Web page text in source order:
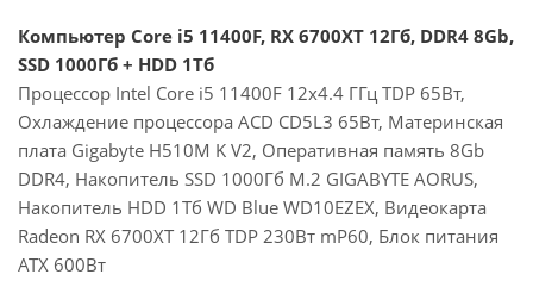
Компьютер Core i5 11400F, RX 6700XT 12Гб, DDR4 8Gb,
SSD 1000Гб + HDD 1Тб
Процессор Intel Core i5 11400F 12x4.4 ГГц TDP 65Вт,
Охлаждение процессора ACD CD5L3 65Вт, Материнская
плата Gigabyte H510M K V2, Оперативная память 8Gb
DDR4, Накопитель SSD 1000Гб M.2 GIGABYTE AORUS,
Накопитель HDD 1Тб WD Blue WD10EZEX, Видеокарта
Radeon RX 6700XT 12Гб TDP 230Вт mP60, Блок питания
ATX 600Вт